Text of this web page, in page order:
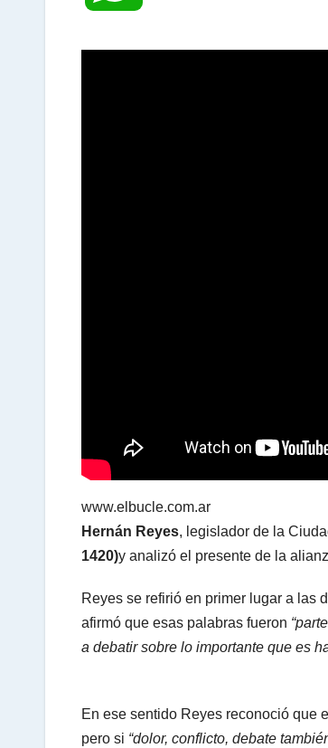
www.elbucle.com.ar
Hernán Reyes, legislador de la
1420)y analizó el presente de la
Reyes se refirió en primer lugar a las
afirmó que esas palabras fueron
a debatir sobre lo importante que es
En ese sentido Reyes reconoció que
pero si “dolor, conflicto, debate